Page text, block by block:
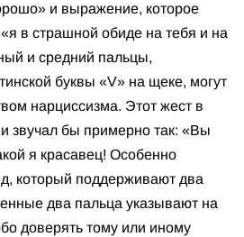
и выражение, которое
в страшной обиде на тебя и на
и средний пальцы,
буквы «V» на щеке, могут
нарциссизма. Этот жест в
звучал бы примерно так: «Вы
я красавец! Особенно
который поддерживают два
два пальца указывают на
доверять тому или иному